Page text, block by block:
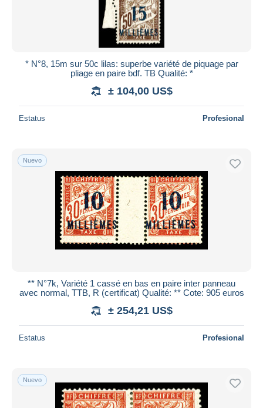
* N°8, 15m sur 50c lilas: superbe variété de piquage par
pliage en paire bdf. TB Qualité: *
± 104,00 US$
Estatus Profesional
Nuevo
** N°7k, Variété 1 cassé en bas en paire inter panneau
avec normal, TTB, R (certificat) Qualité: ** Cote: 905 euros
± 254,21 US$
Estatus Profesional
Nuevo